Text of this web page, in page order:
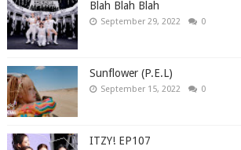
Blah Blah Blah
September 29, 2022 0
Sunflower (P.E.L)
September 15, 2022 0
ITZY! EP107